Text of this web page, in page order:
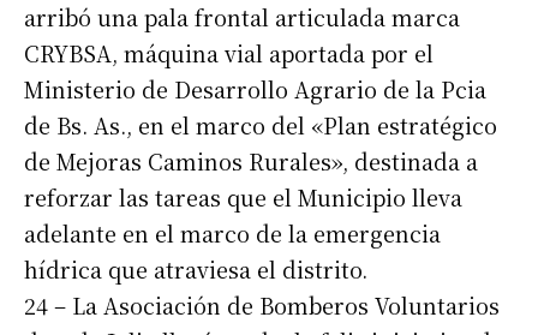
arribó una pala frontal articulada marca
CRYBSA, máquina vial aportada por el
Ministerio de Desarrollo Agrario de la Pcia
de Bs. As., en el marco del «Plan estratégico
de Mejoras Caminos Rurales», destinada a
reforzar las tareas que el Municipio lleva
adelante en el marco de la emergencia
hídrica que atraviesa el distrito.
24 – La Asociación de Bomberos Voluntarios